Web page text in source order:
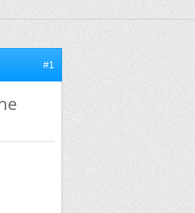
#1